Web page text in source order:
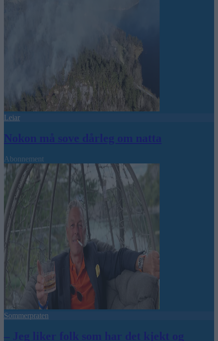
Leiar
Nokon må sove dårleg om natta
Abonnement
Sommerpraten
– Jeg liker folk som har det kjekt og